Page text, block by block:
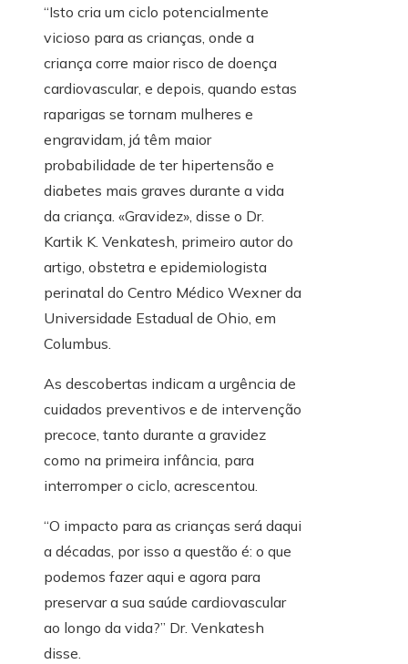
“Isto cria um ciclo potencialmente
vicioso para as crianças, onde a
criança corre maior risco de doença
cardiovascular, e depois, quando estas
raparigas se tornam mulheres e
engravidam, já têm maior
probabilidade de ter hipertensão e
diabetes mais graves durante a vida
da criança. «Gravidez», disse o Dr.
Kartik K. Venkatesh, primeiro autor do
artigo, obstetra e epidemiologista
perinatal do Centro Médico Wexner da
Universidade Estadual de Ohio, em
Columbus.
As descobertas indicam a urgência de
cuidados preventivos e de intervenção
precoce, tanto durante a gravidez
como na primeira infância, para
interromper o ciclo, acrescentou.
“O impacto para as crianças será daqui
a décadas, por isso a questão é: o que
podemos fazer aqui e agora para
preservar a sua saúde cardiovascular
ao longo da vida?” Dr. Venkatesh
disse.